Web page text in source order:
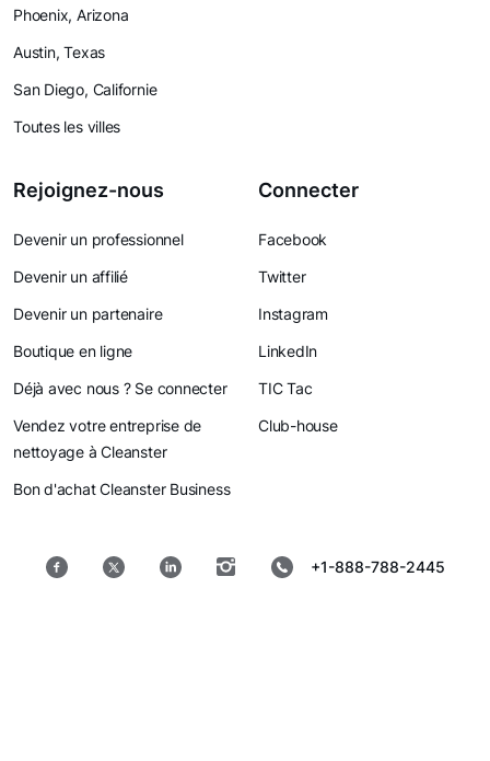
Phoenix, Arizona
Austin, Texas
San Diego, Californie
Toutes les villes
Rejoignez-nous
Devenir un professionnel
Devenir un affilié
Devenir un partenaire
Boutique en ligne
Déjà avec nous ? Se connecter
Vendez votre entreprise de
nettoyage à Cleanster
Bon d'achat Cleanster Business
Connecter
Facebook
Twitter
Instagram
LinkedIn
TIC Tac
Club-house
+1-888-788-2445